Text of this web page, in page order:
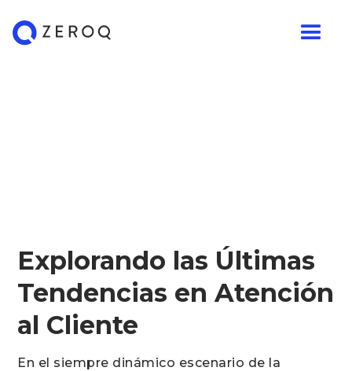
Explorando las Últimas
Tendencias en Atención
al Cliente
En el siempre dinámico escenario de la